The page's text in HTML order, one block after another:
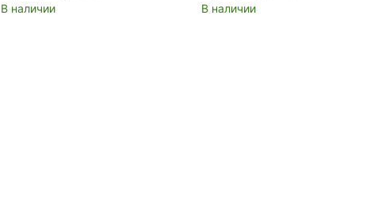
В наличии В наличии